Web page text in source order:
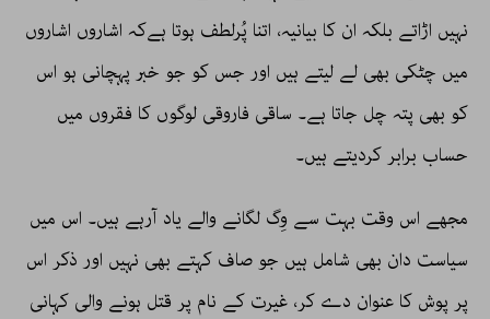
نہیں اڑاتے بلکہ ان کا بیانیہ، اتنا پُرلطف ہوتا ہےکہ اشاروں اشاروں
میں چٹکی بھی لے لیتے ہیں اور جس کو جو خبر پہچانی ہو اس
کو بھی پتہ چل جاتا ہے۔ ساقی فاروقی لوگوں کا فقروں میں
حساب برابر کردیتے ہیں۔
مجھے اس وقت بہت سے وِگ لگانے والے یاد آرہے ہیں۔ اس میں
سیاست دان بھی شامل ہیں جو صاف کہتے بھی نہیں اور ذکر اس
پر پوش کا عنوان دے کر، غیرت کے نام پر قتل ہونے والی کہانی